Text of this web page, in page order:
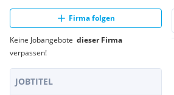
Firma folgen
Keine Jobangebote dieser Firma
verpassen!
JOBTITEL